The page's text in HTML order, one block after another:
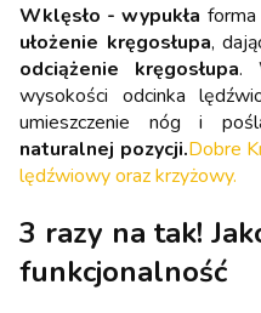
Wklęsło - wypukła forma
ułożenie kręgosłupa,
odciążenie kręgosłupa.
wysokości odcinka
umieszczenie nóg i
naturalnej pozycji.Dobre
lędźwiowy oraz krzyżowy.
3 razy na tak!
funkcjonalność